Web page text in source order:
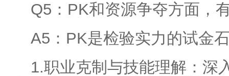
Q5：PK和资源争夺方面，
A5：PK是检验实力的试金
1.职业克制与技能理解：深